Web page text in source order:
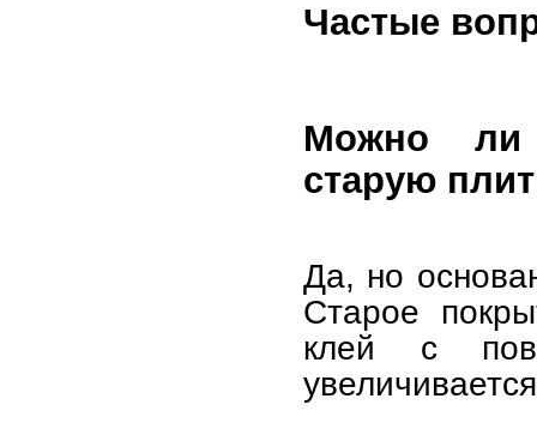
Частые
Можно ли
старую
Да, но
Старое
клей с